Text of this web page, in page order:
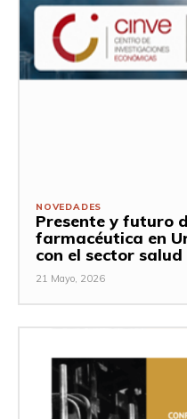
NOVEDADES
Presente y futuro
farmacéutica en
con el sector salud
21 Mayo, 2026